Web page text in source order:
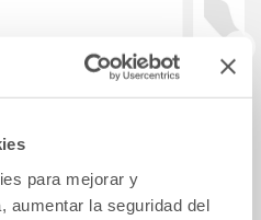
para mejorar y
aumentar la seguridad del
19,90€